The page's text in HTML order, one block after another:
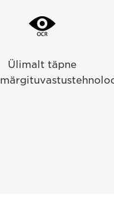
Superior
OCR
Ülimalt täpne